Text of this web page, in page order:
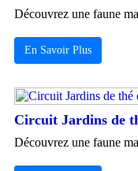
Découvrez une faune
En Savoir Plus
Circuit Jardins de
Découvrez une faune